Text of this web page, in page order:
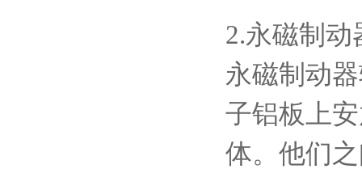
2.永磁制
永磁制动
子铝板上
体。他们